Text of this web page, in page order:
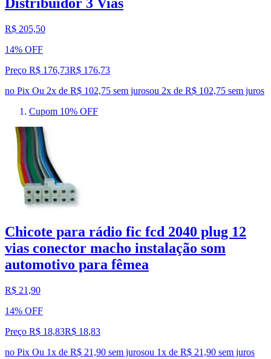
R$ 205,50
14% OFF
Preço R$ 176,73R$ 176,73
no Pix Ou 2x de R$ 102,75 sem jurosou 2x de R$ 102,75 sem juros
Cupom 10% OFF
Chicote para rádio fic fcd 2040 plug 12
vias conector macho instalação som
automotivo para fêmea
R$ 21,90
14% OFF
Preço R$ 18,83R$ 18,83
no Pix Ou 1x de R$ 21,90 sem jurosou 1x de R$ 21,90 sem juros